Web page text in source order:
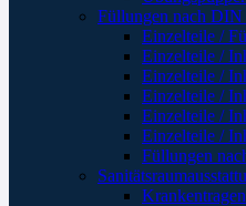
Füllungen nach
Einzelteile /
Einzelteile /
Einzelteile /
Einzelteile /
Einzelteile /
Einzelteile /
Füllungen
Krankentragen